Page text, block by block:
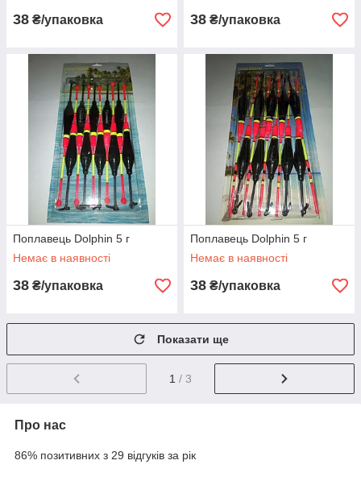
38 ₴/упаковка 38 ₴/упаковка
Поплавець Dolphin 5 г
Немає в наявності
38 ₴/упаковка
Поплавець Dolphin 5 г
Немає в наявності
38 ₴/упаковка
Показати ще
1 / 3
Про нас
86% позитивних з 29 відгуків за рік